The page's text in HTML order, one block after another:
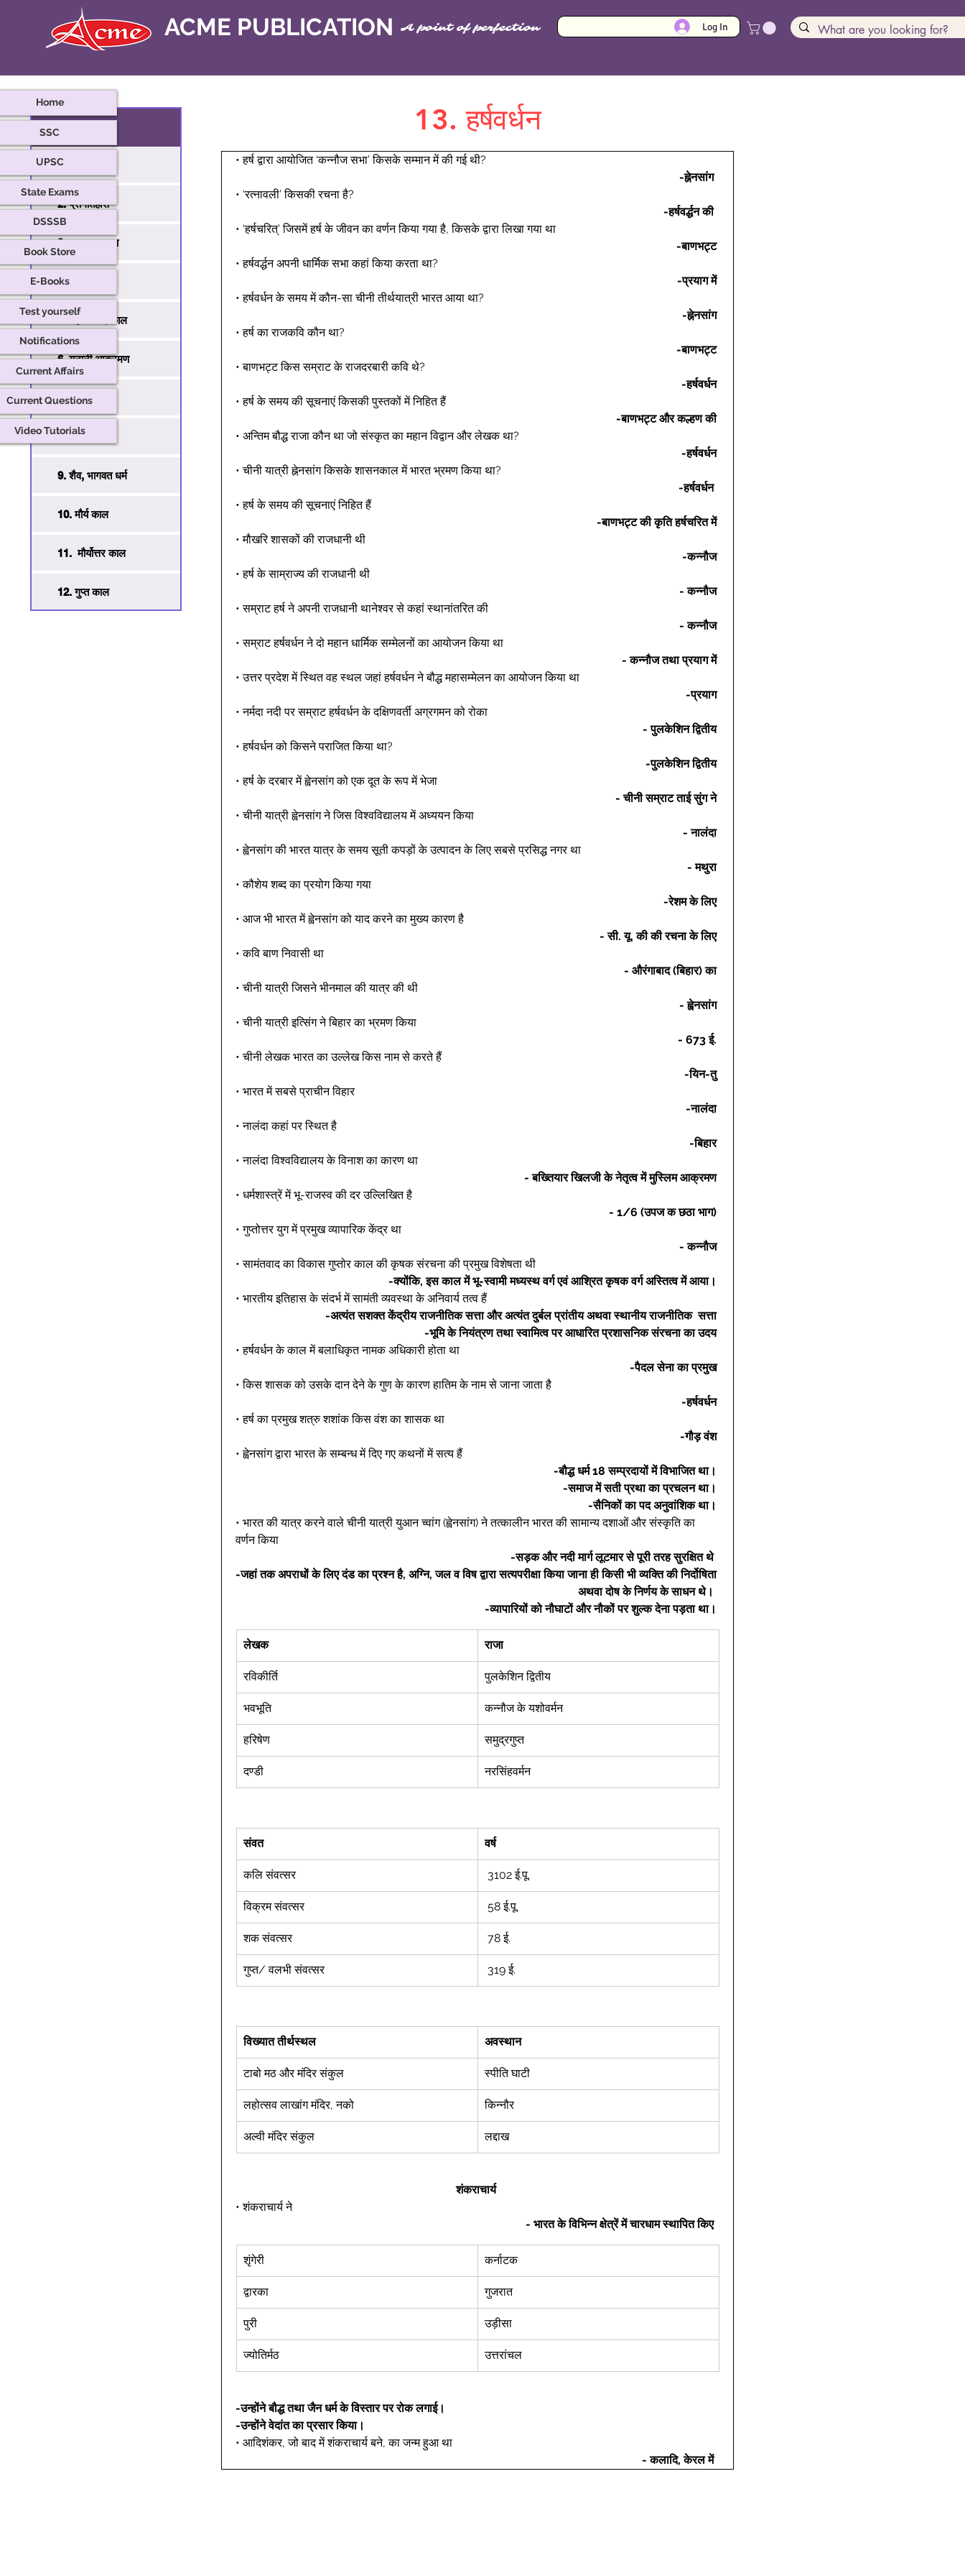
ACME PUBLICATION A point of perfection Log In
प्राचीन भारत
1. स्रोत
2. प्रागैतिहास
3. हड़प्पा सभ्यता
4. वैदिक काल
5. महाजनपद काल
6. यूनानी आक्रमण
7. बौद्ध धर्म
8. जैन धर्म
9. शैव, भागवत धर्म
10. मौर्य काल
11. मौर्योत्तर काल
12. गुप्त काल
13. हर्षवर्धन
• हर्ष द्वारा आयोजित ‘कन्नौज सभा’ किसके सम्मान में की गई थी?
-ह्नेनसांग
• ‘रत्नावली’ किसकी रचना है?
-हर्षवर्द्धन की
• ‘हर्षचरित्’ जिसमें हर्ष के जीवन का वर्णन किया गया है, किसके द्वारा लिखा गया था
-बाणभट्ट
• हर्षवर्द्धन अपनी धार्मिक सभा कहां किया करता था?
-प्रयाग में
• हर्षवर्धन के समय में कौन-सा चीनी तीर्थयात्री भारत आया था?
-ह्नेनसांग
• हर्ष का राजकवि कौन था?
-बाणभट्ट
• बाणभट्ट किस सम्राट के राजदरबारी कवि थे?
-हर्षवर्धन
• हर्ष के समय की सूचनाएं किसकी पुस्तकों में निहित हैं
-बाणभट्ट और कल्हण की
• अन्तिम बौद्ध राजा कौन था जो संस्कृत का महान विद्वान और लेखक था?
-हर्षवर्धन
• चीनी यात्री ह्नेनसांग किसके शासनकाल में भारत भ्रमण किया था?
-हर्षवर्धन
• हर्ष के समय की सूचनाएं निहित हैं
-बाणभट्ट की कृति हर्षचरित में
• मौखरि शासकों की राजधानी थी
-कन्नौज
• हर्ष के साम्राज्य की राजधानी थी
- कन्नौज
• सम्राट हर्ष ने अपनी राजधानी थानेश्वर से कहां स्थानांतरित की
- कन्नौज
• सम्राट हर्षवर्धन ने दो महान धार्मिक सम्मेलनों का आयोजन किया था
- कन्नौज तथा प्रयाग में
• उत्तर प्रदेश में स्थित वह स्थल जहां हर्षवर्धन ने बौद्ध महासम्मेलन का आयोजन किया था
-प्रयाग
• नर्मदा नदी पर सम्राट हर्षवर्धन के दक्षिणवर्ती अग्रगमन को रोका
- पुलकेशिन द्वितीय
• हर्षवर्धन को किसने पराजित किया था?
-पुलकेशिन द्वितीय
• हर्ष के दरबार में ह्वेनसांग को एक दूत के रूप में भेजा
- चीनी सम्राट ताई सुंग ने
• चीनी यात्री ह्वेनसांग ने जिस विश्वविद्यालय में अध्ययन किया
- नालंदा
• ह्वेनसांग की भारत यात्र के समय सूती कपड़ों के उत्पादन के लिए सबसे प्रसिद्ध नगर था
- मथुरा
• कौशेय शब्द का प्रयोग किया गया
-रेशम के लिए
• आज भी भारत में ह्वेनसांग को याद करने का मुख्य कारण है
- सी. यू. की की रचना के लिए
• कवि बाण निवासी था
- औरंगाबाद (बिहार) का
• चीनी यात्री जिसने भीनमाल की यात्र की थी
- ह्वेनसांग
• चीनी यात्री इत्सिंग ने बिहार का भ्रमण किया
- 673 ई.
• चीनी लेखक भारत का उल्लेख किस नाम से करते हैं
-यिन-तु
• भारत में सबसे प्राचीन विहार
-नालंदा
• नालंदा कहां पर स्थित है
-बिहार
• नालंदा विश्वविद्यालय के विनाश का कारण था
- बख्तियार खिलजी के नेतृत्व में मुस्लिम आक्रमण
• धर्मशास्त्रें में भू-राजस्व की दर उल्लिखित है
- 1/6 (उपज क छठा भाग)
• गुप्तोत्तर युग में प्रमुख व्यापारिक केंद्र था
- कन्नौज
• सामंतवाद का विकास गुप्तोर काल की कृषक संरचना की प्रमुख विशेषता थी
-क्योंकि, इस काल में भू-स्वामी मध्यस्थ वर्ग एवं आश्रित कृषक वर्ग अस्तित्व में आया।
• भारतीय इतिहास के संदर्भ में सामंती व्यवस्था के अनिवार्य तत्व हैं
-अत्यंत सशक्त केंद्रीय राजनीतिक सत्ता और अत्यंत दुर्बल प्रांतीय अथवा स्थानीय राजनीतिक  सत्ता
-भूमि के नियंत्रण तथा स्वामित्व पर आधारित प्रशासनिक संरचना का उदय
• हर्षवर्धन के काल में बलाधिकृत नामक अधिकारी होता था
-पैदल सेना का प्रमुख
• किस शासक को उसके दान देने के गुण के कारण हातिम के नाम से जाना जाता है
-हर्षवर्धन
• हर्ष का प्रमुख शत्रु शशांक किस वंश का शासक था
-गौड़ वंश
• ह्वेनसांग द्वारा भारत के सम्बन्ध में दिए गए कथनों में सत्य हैं
-बौद्ध धर्म 18 सम्प्रदायों में विभाजित था।
-समाज में सती प्रथा का प्रचलन था।
-सैनिकों का पद अनुवांशिक था।
• भारत की यात्र करने वाले चीनी यात्री युआन च्वांग (ह्वेनसांग) ने तत्कालीन भारत की सामान्य दशाओं और संस्कृति का
वर्णन किया
-सड़क और नदी मार्ग लूटमार से पूरी तरह सुरक्षित थे
-जहां तक अपराधों के लिए दंड का प्रश्न है, अग्नि, जल व विष द्वारा सत्यपरीक्षा किया जाना ही किसी भी व्यक्ति की निर्दोषिता
अथवा दोष के निर्णय के साधन थे।
-व्यापारियों को नौघाटों और नौकों पर शुल्क देना पड़ता था।
लेखक राजा
रविकीर्ति पुलकेशिन द्वितीय
भवभूति कन्नौज के यशोवर्मन
हरिषेण समुद्रगुप्त
दण्डी नरसिंहवर्मन
संवत वर्ष
कलि संवत्सर 3102 ई.पू.
विक्रम संवत्सर 58 ई.पू.
शक संवत्सर 78 ई.
गुप्त/ वलभी संवत्सर 319 ई.
विख्यात तीर्थस्थल अवस्थान
टाबो मठ और मंदिर संकुल स्पीति घाटी
लहोत्सव लाखांग मंदिर, नको किन्नौर
अल्वी मंदिर संकुल लद्दाख
शंकराचार्य
• शंकराचार्य ने
- भारत के विभिन्न क्षेत्रें में चारधाम स्थापित किए
शृंगेरी कर्नाटक
द्वारका गुजरात
पुरी उड़ीसा
ज्योतिर्मठ उत्तरांचल
-उन्होंने बौद्ध तथा जैन धर्म के विस्तार पर रोक लगाई।
-उन्होंने वेदांत का प्रसार किया।
• आदिशंकर, जो बाद में शंकराचार्य बने, का जन्म हुआ था
- कलादि, केरल में
Home
SSC
UPSC
State Exams
DSSSB
Book Store
E-Books
Test yourself
Notifications
Current Affairs
Current Questions
Video Tutorials